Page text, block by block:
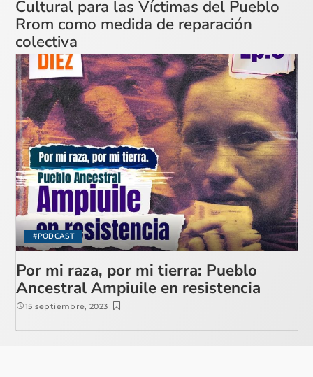
Cultural para las Víctimas del Pueblo
Rrom como medida de reparación
colectiva
#PODCAST
Por mi raza, por mi tierra: Pueblo
Ancestral Ampiuile en resistencia
15 septiembre, 2023